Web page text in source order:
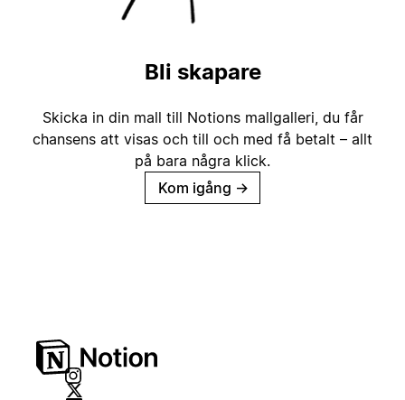
Bli skapare
Skicka in din mall till Notions mallgalleri, du får
chansens att visas och till och med få betalt – allt
på bara några klick.
Kom igång →